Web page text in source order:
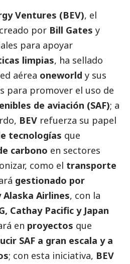
Ventures (BEV), el
por Bill Gates y
para apoyar
limpias, ha sellado
aérea oneworld y sus
para promover el uso de
de aviación (SAF); a
BEV refuerza su papel
tecnologías que
carbono en sectores
como el transporte
gestionado por
Alaska Airlines, con la
Cathay Pacific y Japan
en proyectos que
SAF a gran escala y a
; con esta iniciativa, BEV